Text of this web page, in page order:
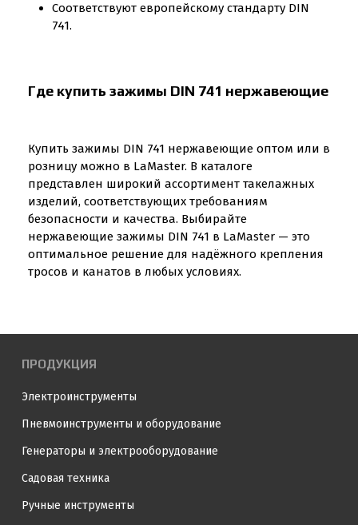
Соответствуют европейскому стандарту DIN
741.
Где купить зажимы DIN 741 нержавеющие
Купить зажимы DIN 741 нержавеющие оптом или в
розницу можно в LaMaster. В каталоге
представлен широкий ассортимент такелажных
изделий, соответствующих требованиям
безопасности и качества. Выбирайте
нержавеющие зажимы DIN 741 в LaMaster — это
оптимальное решение для надёжного крепления
тросов и канатов в любых условиях.
ПРОДУКЦИЯ
Электроинструменты
Пневмоинструменты и оборудование
Генераторы и электрооборудование
Садовая техника
Ручные инструменты